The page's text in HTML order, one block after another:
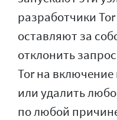
разработчики
оставляют за
отклонить
Tor на включение
или удалить
по любой